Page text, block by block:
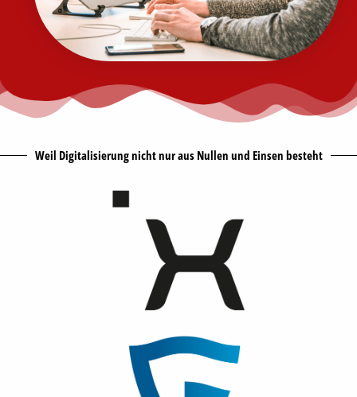
Weil Digitalisierung nicht nur aus Nullen und Einsen besteht